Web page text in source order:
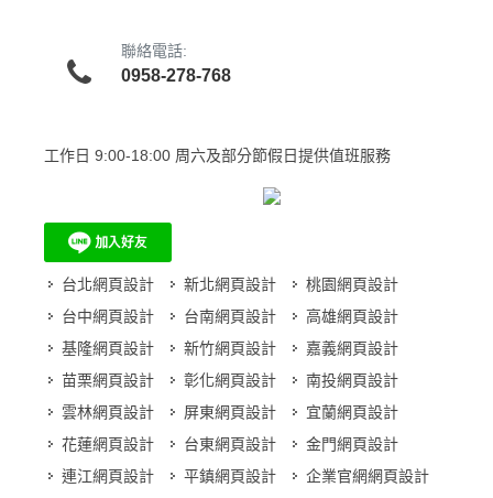
聯絡電話:
0958-278-768
工作日 9:00-18:00 周六及部分節假日提供值班服務
台北網頁設計 新北網頁設計
桃園網頁設計
台中網頁設計
台南網頁設計
高雄網頁設計
基隆網頁設計
新竹網頁設計
嘉義網頁設計
苗栗網頁設計
彰化網頁設計
南投網頁設計
雲林網頁設計
屏東網頁設計
宜蘭網頁設計
花蓮網頁設計
台東網頁設計
金門網頁設計
連江網頁設計
平鎮網頁設計
企業官網網頁設計